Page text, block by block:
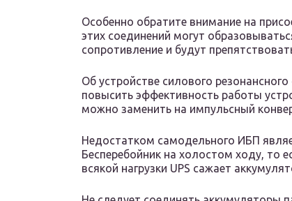
Особенно обратите внимание на
этих соединений могут
сопротивление и будут
Об устройстве силового
повысить эффективность работы
можно заменить на импульсный
Недостатком самодельного ИБП
Бесперебойник на холостом ходу, то
всякой нагрузки UPS сажает